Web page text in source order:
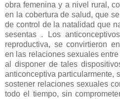
obra femenina y a nivel rural,
en la cobertura de salud, que
de control de la natalidad que
sesentas . Los
reproductiva, se convirtieron
en las relaciones sexuales
al disponer de tales
anticonceptiva particularmente,
sostener relaciones sexuales
todo el tiempo, sin